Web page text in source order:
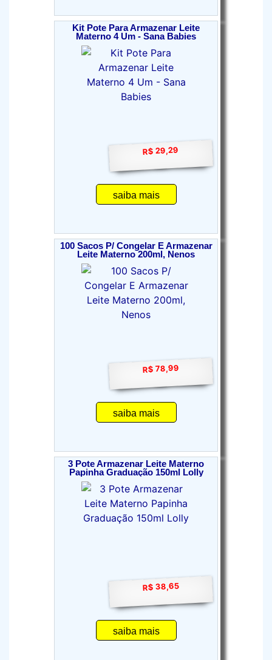
Kit Pote Para Armazenar Leite
Materno 4 Um - Sana Babies
R$ 29,29
saiba mais
100 Sacos P/ Congelar E Armazenar
Leite Materno 200ml, Nenos
R$ 78,99
saiba mais
3 Pote Armazenar Leite Materno
Papinha Graduação 150ml Lolly
R$ 38,65
saiba mais